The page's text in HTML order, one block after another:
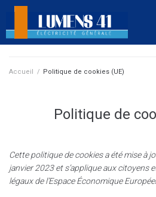
Accueil / Politique de cookies (UE)
Politique de
Cette politique de cookies a été mise à
janvier 2023 et s’applique aux citoyens
légaux de l’Espace Économique